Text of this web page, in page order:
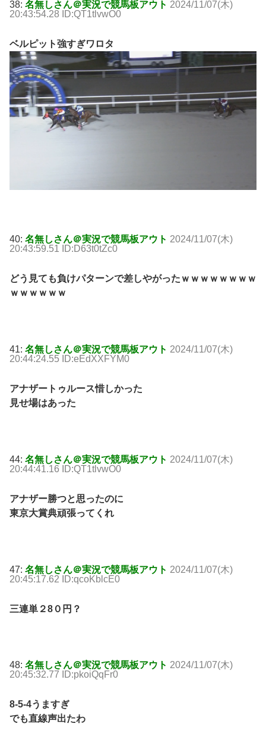
38: 名無しさん＠実況で競馬板アウト 2024/11/07(木)
20:43:54.28 ID:QT1tlvwO0
ベルピット強すぎワロタ
40: 名無しさん＠実況で競馬板アウト 2024/11/07(木)
20:43:59.51 ID:D63t0tZc0
どう見ても負けパターンで差しやがったｗｗｗｗｗｗｗｗ
ｗｗｗｗｗｗ
41: 名無しさん＠実況で競馬板アウト 2024/11/07(木)
20:44:24.55 ID:eEdXXFYM0
アナザートゥルース惜しかった
見せ場はあった
44: 名無しさん＠実況で競馬板アウト 2024/11/07(木)
20:44:41.16 ID:QT1tlvwO0
アナザー勝つと思ったのに
東京大賞典頑張ってくれ
47: 名無しさん＠実況で競馬板アウト 2024/11/07(木)
20:45:17.62 ID:qcoKblcE0
三連単２8０円？
48: 名無しさん＠実況で競馬板アウト 2024/11/07(木)
20:45:32.77 ID:pkoiQqFr0
8-5-4うますぎ
でも直線声出たわ